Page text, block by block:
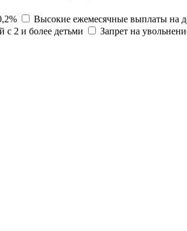
Высокие ежемесячные выплаты на
2 и более детьми Запрет на